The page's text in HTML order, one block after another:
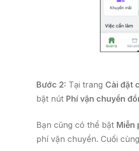
Bước 2: Tại trang Cài đặt
bật nút Phí vận chuyển
Bạn cũng có thể bật Miễn
phí vận chuyển. Cuối